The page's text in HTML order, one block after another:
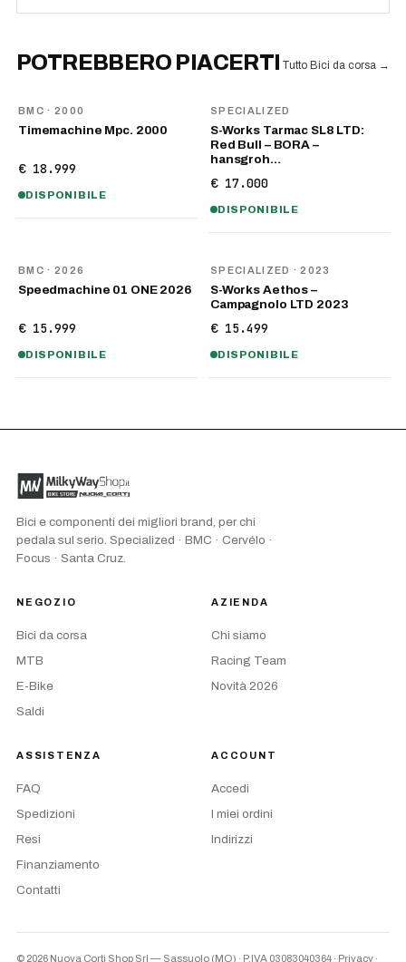
POTREBBERO PIACERTI Tutto Bici da corsa →
BMC · 2000
Timemachine Mpc. 2000
€ 18.999
DISPONIBILE
SPECIALIZED
S-Works Tarmac SL8 LTD:
Red Bull – BORA –
hansgroh…
€ 17.000
DISPONIBILE
BMC · 2026
Speedmachine 01 ONE 2026
€ 15.999
DISPONIBILE
SPECIALIZED · 2023
S-Works Aethos –
Campagnolo LTD 2023
€ 15.499
DISPONIBILE
Bici e componenti dei migliori brand, per chi
pedala sul serio. Specialized · BMC · Cervélo ·
Focus · Santa Cruz.
NEGOZIO
Bici da corsa
MTB
E-Bike
Saldi
AZIENDA
Chi siamo
Racing Team
Novità 2026
ASSISTENZA
FAQ
Spedizioni
Resi
Finanziamento
Contatti
ACCOUNT
Accedi
I miei ordini
Indirizzi
© 2026 Nuova Corti Shop Srl — Sassuolo (MO) · P.IVA 03083040364 · Privacy ·